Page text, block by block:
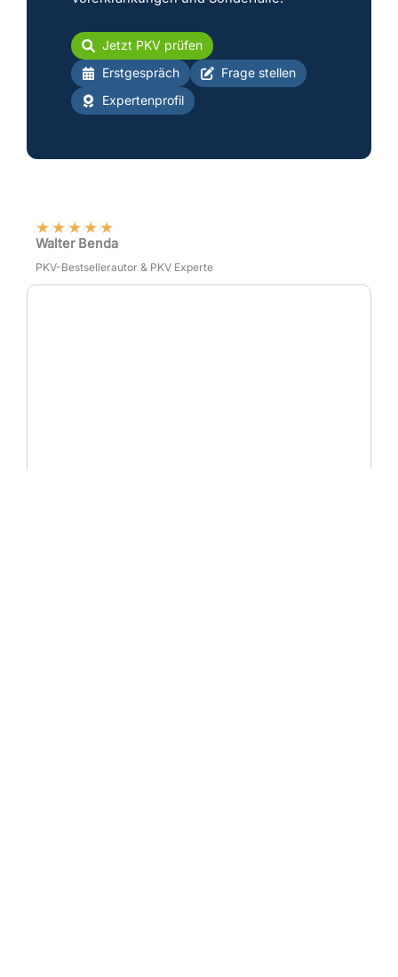
Jetzt PKV prüfen
Erstgespräch
Frage stellen
Expertenprofil
★★★★★
Walter Benda
PKV-Bestsellerautor & PKV Experte